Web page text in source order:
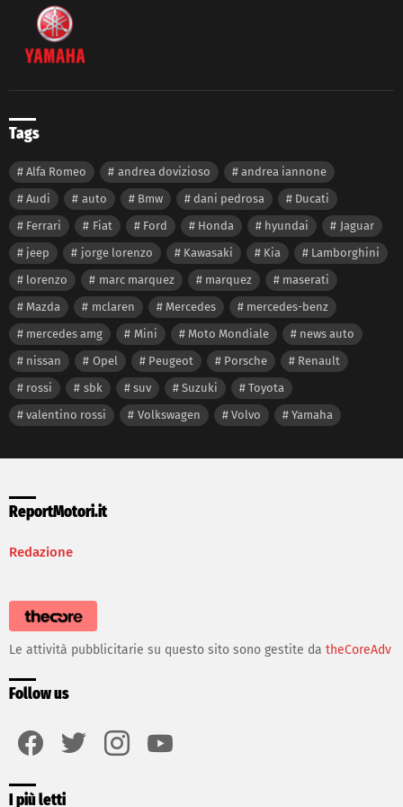
Tags
Alfa Romeo andrea dovizioso
andrea iannone
Audi
auto Bmw dani pedrosa
Ducati
Ferrari
Fiat Ford Honda hyundai
Jaguar
jeep
jorge lorenzo Kawasaki Kia
Lamborghini
lorenzo
marc marquez marquez
maserati
Mazda
mclaren Mercedes
mercedes-benz
mercedes amg
Mini Moto Mondiale
news auto
nissan
Opel Peugeot Porsche
Renault
rossi
sbk suv Suzuki
Toyota
valentino rossi
Volkswagen Volvo Yamaha
ReportMotori.it
Redazione
Le attività pubblicitarie su questo sito sono gestite da theCoreAdv
Follow us
I più letti